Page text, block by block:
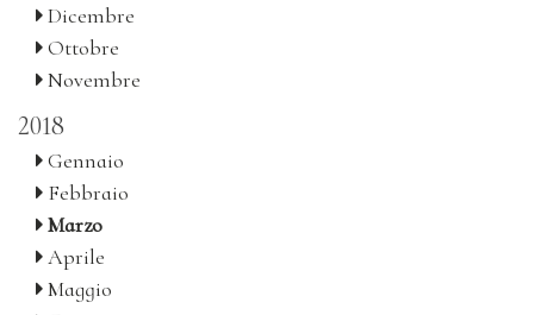
Dicembre
Ottobre
Novembre
2018
Gennaio
Febbraio
Marzo
Aprile
Maggio